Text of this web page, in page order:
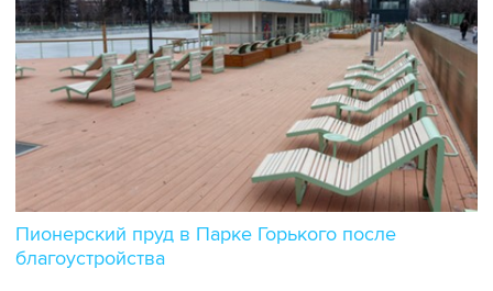
Пионерский пруд в Парке Горького после
благоустройства